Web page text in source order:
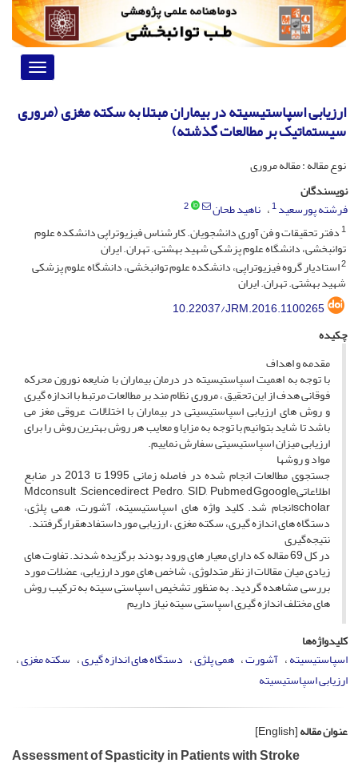
Toggle
ارزیابی اسپاستیسیته در بیماران مبتلا به سکته مغزی (مروری
سیستماتیک بر مطالعات گذشته)
نوع مقاله : مقاله مروری
نویسندگان
فرشته پورسعید1 ناهید طحان
2
1دفتر تحقیقات و فن آوری دانشجویان. کارشناس فیزیوتراپی دانشکده علوم
توانبخشی، دانشگاه علوم پزشکی شهید بهشتی. تهران. ایران
2استادیار گروه فیزیوتراپی، دانشکده علوم توانبخشی، دانشگاه علوم پزشکی
شهید بهشتی. تهران. ایران
10.22037/JRM.2016.1100265
چکیده
مقدمه و اهداف
با توجه به اهمیت اسپاستیسیته در درمان بیماران با ضایعه نورون محرکه
فوقانی هدف از این تحقیق ، مروری نظام مند بر مطالعات مرتبط با اندازه گیری
و روش های ارزیابی اسپاستیسیتی در بیماران با اختلالات عروقی مغز می
باشد تا شاید بتوانیم با توجه به مزایا و معایب هر روش بهترین روش را برای
ارزیابی میزان اسپاستیسیتی سفارش نماییم.
مواد و روش­ها
جستجوی مطالعات انجام شده در فاصله زمانی 1995 تا 2013 در منابع
اطلاعاتیMdconsult ,Sciencedirect ,Pedro, SID, Pubmed,Ggoogle
scholarانجام شد. کلید واژه های اسپاستیسیته، آشورت، همی پلژی،
دستگاه های اندازه گیری، سکته مغزی ، ارزیابی مورداستفادهقرارگرفتند.
نتیجه‌گیری
در کل 69 مقاله که دارای معیار های ورود بودند برگزیده شدند. تفاوت های
زیادی میان مقالات از نظر متدلوژی، شاخص های مورد ارزیابی، عضلات مورد
بررسی مشاهده گردید. به منظور تشخیص اسپاستی سیته به ترکیب روش
های مختلف اندازه گیری اسپاستی سیته نیاز داریم
کلیدواژه‌ها
اسپاستیسیته آشورت همی پلژی دستگاه های اندازه گیری سکته مغزی
ارزیابی اسپاستیسیته
عنوان مقاله[English]
Assessment of Spasticity in Patients with Stroke